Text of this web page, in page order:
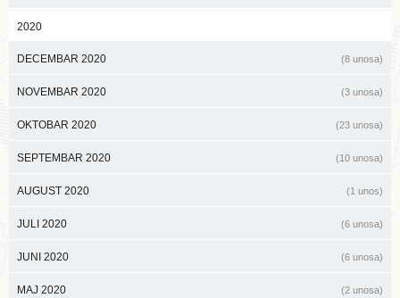
2020
DECEMBAR 2020 (8 unosa)
NOVEMBAR 2020 (3 unosa)
OKTOBAR 2020 (23 unosa)
SEPTEMBAR 2020 (10 unosa)
AUGUST 2020 (1 unos)
JULI 2020 (6 unosa)
JUNI 2020 (6 unosa)
MAJ 2020 (2 unosa)